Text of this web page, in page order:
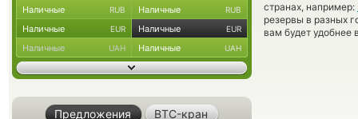
странах, например:
резервы в разных
вам будет удобнее
Наличные RUB Наличные RUB
Наличные EUR Наличные EUR
Наличные UAH Наличные UAH
Предложения BTC-кран